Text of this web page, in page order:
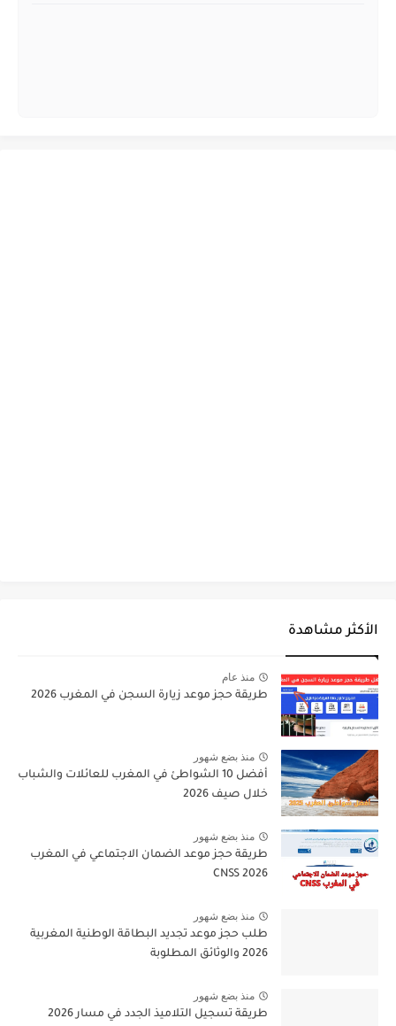
الأكثر مشاهدة
منذ عام
طريقة حجز موعد زيارة السجن في المغرب 2026
منذ بضع شهور
أفضل 10 الشواطئ في المغرب للعائلات والشباب
خلال صيف 2026
منذ بضع شهور
طريقة حجز موعد الضمان الاجتماعي في المغرب
CNSS 2026
منذ بضع شهور
طلب حجز موعد تجديد البطاقة الوطنية المغربية
2026 والوثائق المطلوبة
منذ بضع شهور
طريقة تسجيل التلاميذ الجدد في مسار 2026